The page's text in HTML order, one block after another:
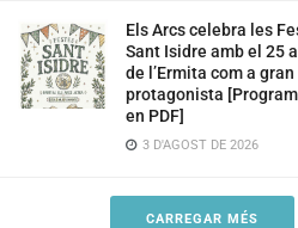
Els Arcs celebra les
Sant Isidre amb el 25
de l’Ermita com a gran
protagonista
en PDF]
3 D'AGOST DE 2026
CARREGAR MÉS